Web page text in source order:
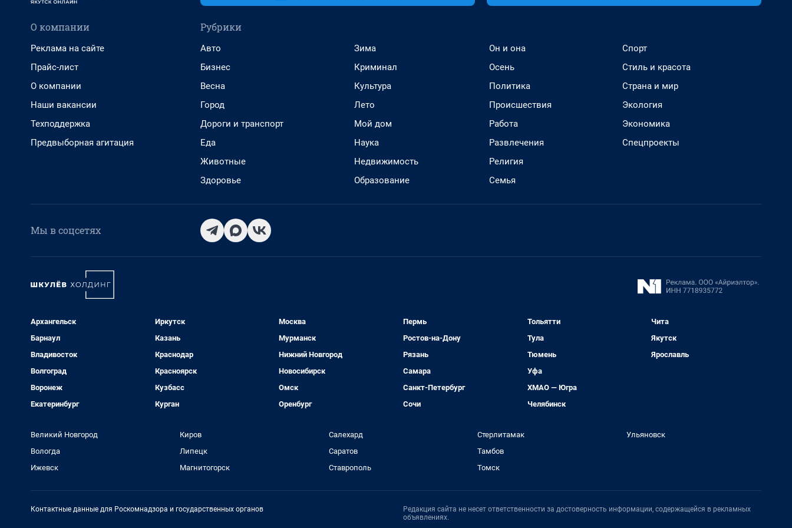
О компании
Реклама на сайте
Прайс-лист
О компании
Наши вакансии
Техподдержка
Предвыборная агитация
Рубрики
Авто
Бизнес
Весна
Город
Дороги и транспорт
Еда
Животные
Здоровье
Зима
Криминал
Культура
Лето
Мой дом
Наука
Недвижимость
Образование
Он и она
Осень
Политика
Происшествия
Работа
Развлечения
Религия
Семья
Спорт
Стиль и красота
Страна и мир
Экология
Экономика
Спецпроекты
Мы в соцсетях
Архангельск
Барнаул
Владивосток
Волгоград
Воронеж
Екатеринбург
Иркутск
Казань
Краснодар
Красноярск
Кузбасс
Курган
Москва
Мурманск
Нижний Новгород
Новосибирск
Омск
Оренбург
Пермь
Ростов-на-Дону
Рязань
Самара
Санкт-Петербург
Сочи
Тольятти
Тула
Тюмень
Уфа
ХМАО — Югра
Челябинск
Чита
Якутск
Ярославль
Великий Новгород
Вологда
Ижевск
Киров
Липецк
Магнитогорск
Салехард
Саратов
Ставрополь
Стерлитамак
Тамбов
Томск
Ульяновск
Контактные данные для Роскомнадзора и государственных органов
Редакция сайта не несет ответственности за достоверность информации, содержащейся в рекламных
объявлениях.